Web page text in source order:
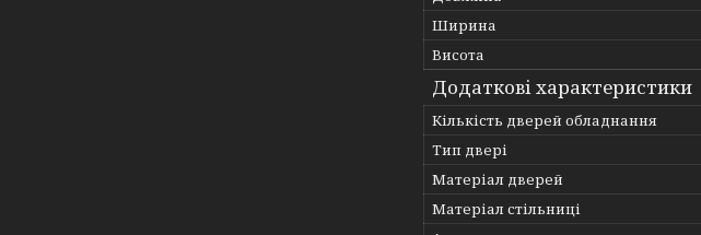
Ширина
Висота
Додаткові характеристики
Кількість дверей обладнання
Тип двері
Матеріал дверей
Матеріал стільниці